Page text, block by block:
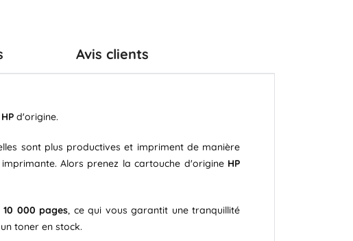
Avis clients
d'origine.
sont plus productives et impriment de manière
Alors prenez la cartouche d'origine HP
10 000 pages, ce qui vous garantit une tranquillité
toner en stock.